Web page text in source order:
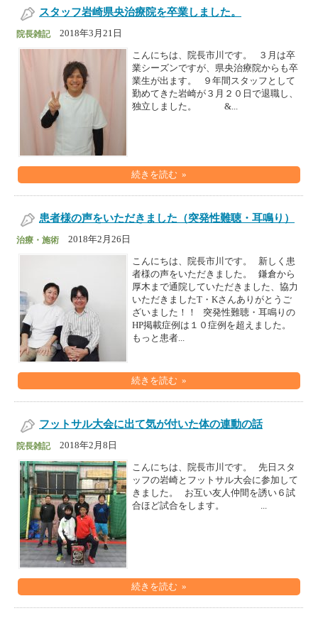
スタッフ岩崎県央治療院を卒業しました。
2018年3月21日
院長雑記
こんにちは、院長市川です。 ３月は卒
業シーズンですが、県央治療院からも卒
業生が出ます。 ９年間スタッフとして
勤めてきた岩崎が３月２０日で退職し、
独立しました。 &...
続きを読む »
患者様の声をいただきました（突発性難聴・耳鳴り）
2018年2月26日
治療・施術
こんにちは、院長市川です。 新しく患
者様の声をいただきました。 鎌倉から
厚木まで通院していただきました、協力
いただきましたT・Kさんありがとうご
ざいました！！ 突発性難聴・耳鳴りの
HP掲載症例は１０症例を超えました。
もっと患者...
続きを読む »
フットサル大会に出て気が付いた体の連動の話
2018年2月8日
院長雑記
こんにちは、院長市川です。 先日スタ
ッフの岩崎とフットサル大会に参加して
きました。 お互い友人仲間を誘い６試
合ほど試合をします。 ...
続きを読む »